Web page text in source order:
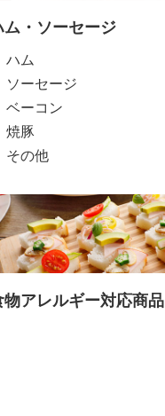
ム・ソーセージ
ハム
ソーセージ
ベーコン
焼豚
その他
物アレルギー対応商品